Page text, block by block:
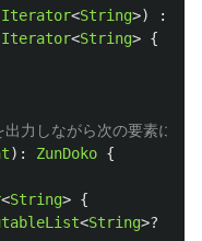
Iterator<String>) :
Iterator<String> {
力しながら次の要素に
): ZunDoko {
<String> {
<String>?